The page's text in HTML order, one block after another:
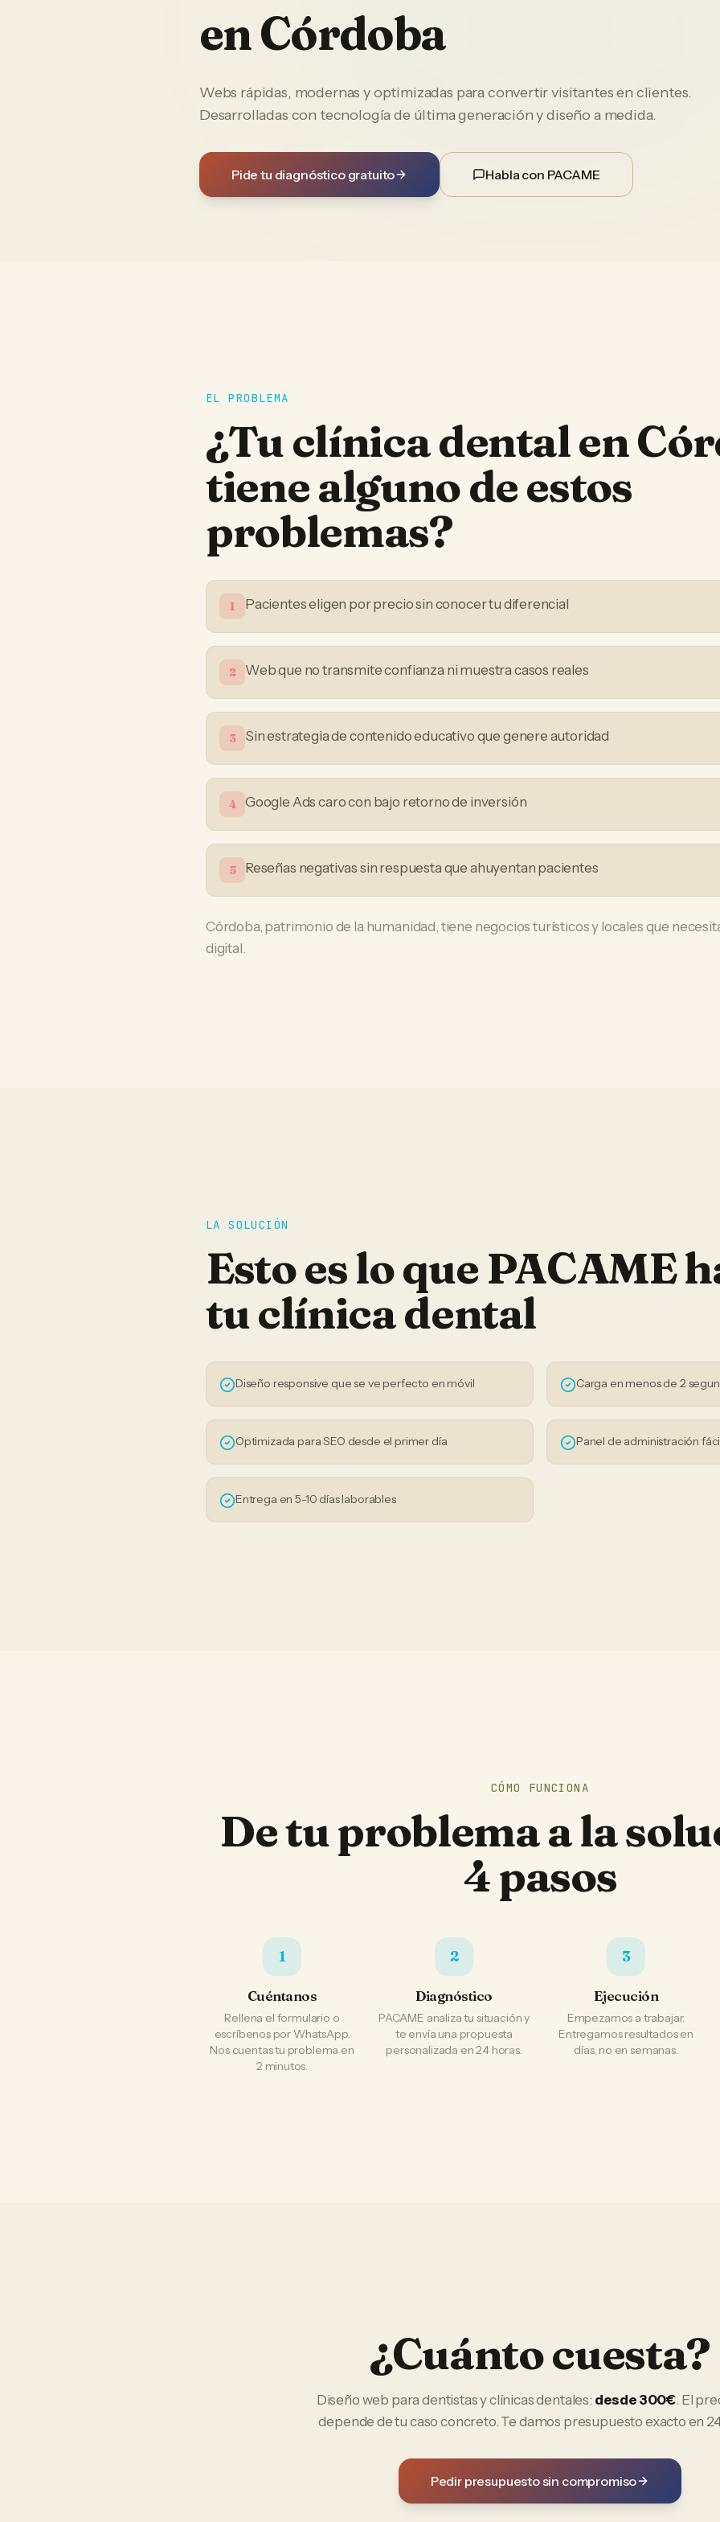
enCórdoba
Webs rápidas, modernas y optimizadas para convertir visitantes en clientes.
Desarrolladas con tecnología de última generación y diseño a medida.
Pide tu diagnóstico gratuito Habla con PACAME
EL PROBLEMA
¿Tuclínica dentalen
tiene alguno de estos
problemas?
1 Pacientes eligen por precio sin conocer tu diferencial
2 Web que no transmite confianza ni muestra casos reales
3 Sin estrategia de contenido educativo que genere autoridad
4 Google Ads caro con bajo retorno de inversión
5 Reseñas negativas sin respuesta que ahuyentan pacientes
Córdoba, patrimonio de la humanidad, tiene negocios turísticos y locales que
digital.
LA SOLUCIÓN
Esto es lo que PACAME
tuclínica dental
Diseño responsive que se ve perfecto en móvil Carga en menos de 2
Optimizada para SEO desde el primer día Panel de administración
Entrega en 5-10 días laborables
CÓMO FUNCIONA
De tu problema a la
4 pasos
1
Cuéntanos
Rellena el formulario o
escríbenos por WhatsApp.
Nos cuentas tu problema en
2 minutos.
2
Diagnóstico
PACAME analiza tu situación y
te envía una propuesta
personalizada en 24 horas.
3
Ejecución
Empezamos a trabajar.
Entregamos resultados en
días, no en semanas.
¿Cuánto cuesta?
Diseño web paradentistas y clínicas dentales: desde 300€. El
depende de tu caso concreto. Te damos presupuesto exacto en
Pedir presupuesto sin compromiso